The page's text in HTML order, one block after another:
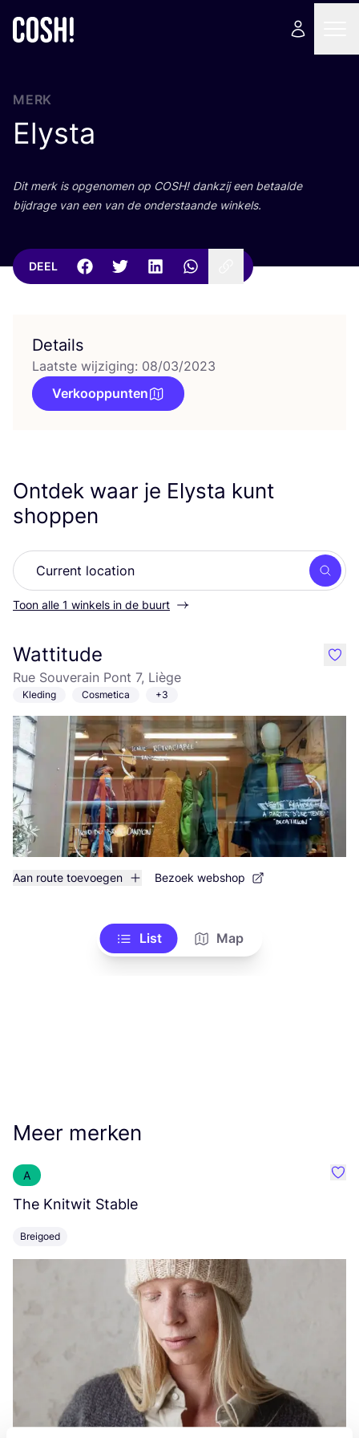
MERK
Elysta
Dit merk is opge­no­men op COSH! dank­zij een betaal­de
bij­dra­ge van een van de onder­staan­de winkels.
DEEL
Details
Laatste wijziging: 08/03/2023
Verkooppunten
Ontdek waar je Elysta kunt
shoppen
Zoek
Toon alle 1 winkels in de buurt
Wattitude
Rue Souverain Pont 7, Liège
Kleding Cosmetica +3
Aan route toevoegen Bezoek webshop
like
List Map
Meer merken
A
The Knitwit Stable
Breigoed